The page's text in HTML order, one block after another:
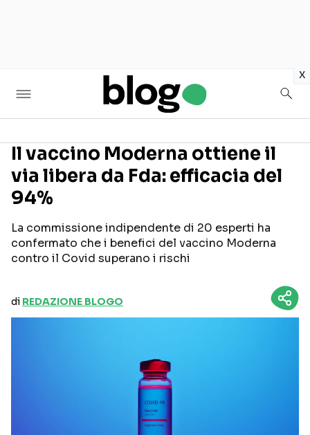
x
Seguici sui social
Il vaccino Moderna ottiene il
via libera da Fda: efficacia del
94%
La commissione indipendente di 20 esperti ha
confermato che i benefici del vaccino Moderna
contro il Covid superano i rischi
di REDAZIONE BLOGO